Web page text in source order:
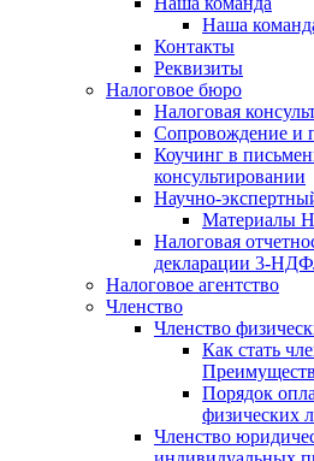
Наша
Контакты
Реквизиты
Налоговое бюро
Налоговая
Cопровождение и
Коучинг в
консультировании
Научно-
Материалы
Налоговая
декларации 3-
Налоговое агентство
Членство
Членство
Как стать
Порядок
физических
Членство